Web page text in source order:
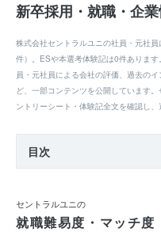
新卒採用・就職・企
株式会社セントラルユニの社員・元社
件）。ESや本選考体験記は0件ありま
員・元社員による会社の評価、過去の
ど、一部コンテンツを公開しています
ントリーシート・体験記全文を確認し、
目次
セントラルユニの
就職難易度・マッチ度